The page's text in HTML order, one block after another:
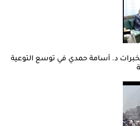
د. أسامة حمدي في توسع التوعية